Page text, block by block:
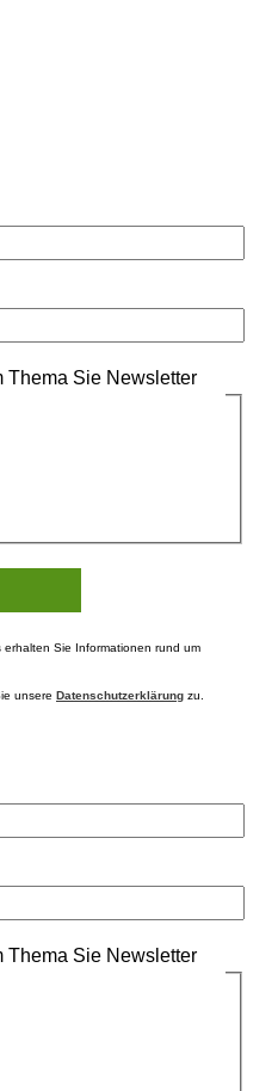
Thema Sie Newsletter
erhalten Sie Informationen rund um
unsere Datenschutzerklärung zu.
Thema Sie Newsletter